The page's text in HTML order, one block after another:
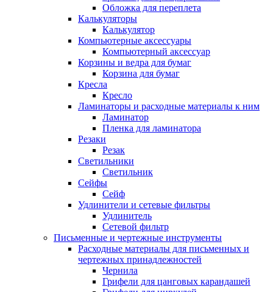
Обложка для переплета
Калькуляторы
Калькулятор
Компьютерные аксессуары
Компьютерный аксессуар
Корзины и ведра для бумаг
Корзина для бумаг
Кресла
Кресло
Ламинаторы и расходные материалы к ним
Ламинатор
Пленка для ламинатора
Резаки
Резак
Светильники
Светильник
Сейфы
Сейф
Удлинители и сетевые фильтры
Удлинитель
Сетевой фильтр
Письменные и чертежные инструменты
Расходные материалы для письменных и
чертежных принадлежностей
Чернила
Грифели для цанговых карандашей